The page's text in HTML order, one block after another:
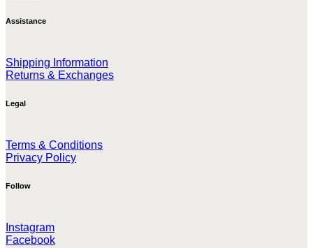
Assistance
Shipping Information
Returns & Exchanges
Legal
Terms & Conditions
Privacy Policy
Follow
Instagram
Facebook